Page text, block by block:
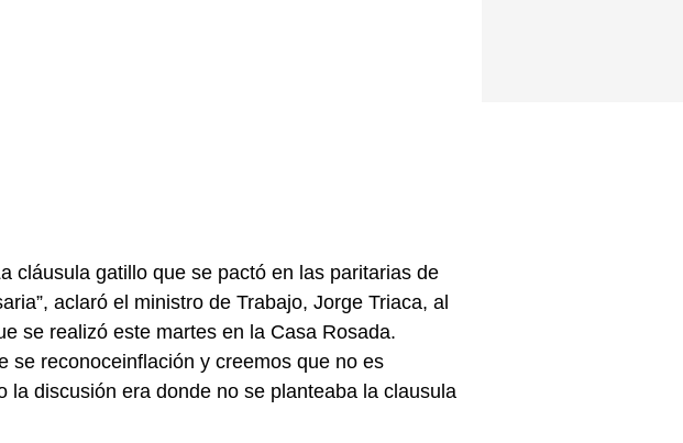
cláusula gatillo que se pactó en las paritarias de
aclaró el ministro de Trabajo, Jorge Triaca, al
se realizó este martes en la Casa Rosada.
se reconoceinflación y creemos que no es
la discusión era donde no se planteaba la clausula